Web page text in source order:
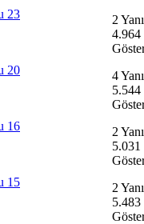
23
2
4.964
20
4
5.544
16
2
5.031
15
2
5.483